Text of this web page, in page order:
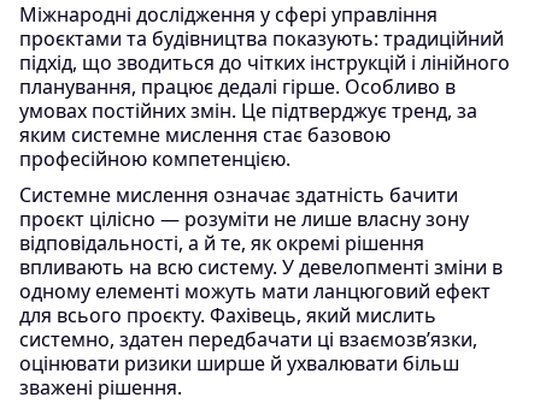
Міжнародні дослідження у сфері управління
проєктами та будівництва показують: традиційний
підхід, що зводиться до чітких інструкцій і лінійного
планування, працює дедалі гірше. Особливо в
умовах постійних змін. Це підтверджує тренд, за
яким системне мислення стає базовою
професійною компетенцією.
Системне мислення означає здатність бачити
проєкт цілісно — розуміти не лише власну зону
відповідальності, а й те, як окремі рішення
впливають на всю систему. У девелопменті зміни в
одному елементі можуть мати ланцюговий ефект
для всього проєкту. Фахівець, який мислить
системно, здатен передбачати ці взаємозв’язки,
оцінювати ризики ширше й ухвалювати більш
зважені рішення.